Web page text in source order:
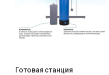
Готовая станция